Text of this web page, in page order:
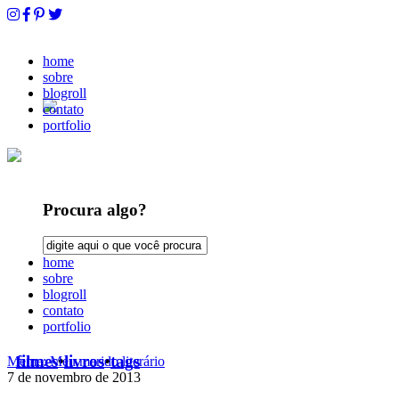
home
sobre
blogroll
contato
portfolio
Procura algo?
home
sobre
blogroll
contato
portfolio
filmes•livros•tags
Meme: Meu marido literário
7 de novembro de 2013